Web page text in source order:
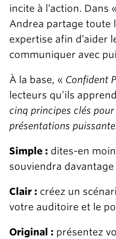
incite à l’action. Dans «
Andrea partage toute
expertise afin d’aider
communiquer avec
À la base, « Confident
lecteurs qu’ils
cinq principes clés
présentations
Simple : dites-en
souviendra davantage
Clair : créez un
votre auditoire et le
Original : présentez